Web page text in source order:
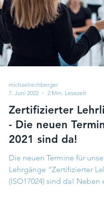
Zertifizierter
- Die neuen Termine für
2021 sind da!
Die neuen Termine für
Lehrgänge "Zertifizierter
(ISO17024) sind da! Neben
michaelrechberger
7. Juni 2022
2 Min. Lesezeit